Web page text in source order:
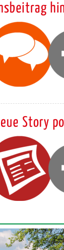
Story